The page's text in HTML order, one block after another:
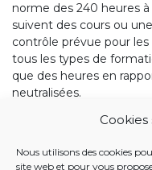
Nous utilisons des cookies
site web et pour vous
norme des 240 heures
suivent des cours ou
contrôle prévue pour
tous les types de
que des heures en
neutralisées.
3.2.2. Suivi de
formation